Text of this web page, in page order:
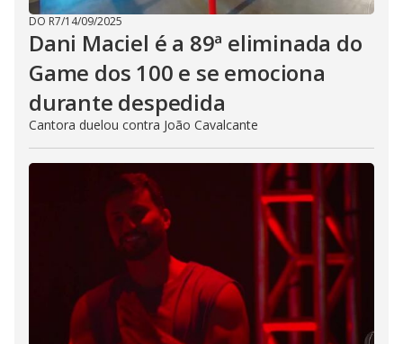
DO R7/14/09/2025
Dani Maciel é a 89ª eliminada do
Game dos 100 e se emociona
durante despedida
Cantora duelou contra João Cavalcante